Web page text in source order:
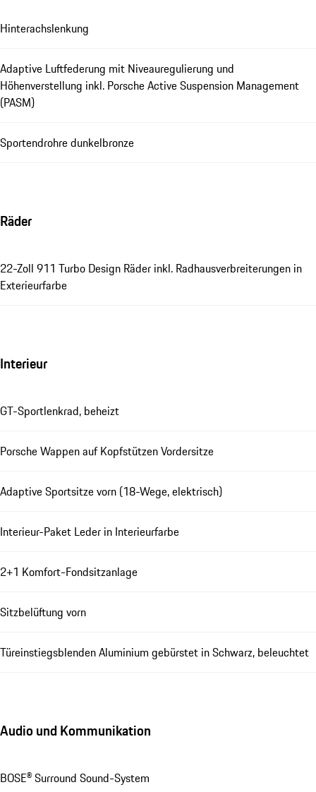
Hinterachslenkung
Adaptive Luftfederung mit Niveauregulierung und
Höhenverstellung inkl. Porsche Active Suspension Management
(PASM)
Sportendrohre dunkelbronze
Räder
22-Zoll 911 Turbo Design Räder inkl. Radhausverbreiterungen in
Exterieurfarbe
Interieur
GT-Sportlenkrad, beheizt
Porsche Wappen auf Kopfstützen Vordersitze
Adaptive Sportsitze vorn (18-Wege, elektrisch)
Interieur-Paket Leder in Interieurfarbe
2+1 Komfort-Fondsitzanlage
Sitzbelüftung vorn
Türeinstiegsblenden Aluminium gebürstet in Schwarz, beleuchtet
Audio und Kommunikation
BOSE® Surround Sound-System